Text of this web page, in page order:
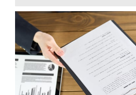
オンライン登録サイトにてサ
ご希望の拠点とパッケージを
個人情報とビジネス情報を入力
クレジットカードのお支払の提